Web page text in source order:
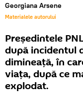
Georgiana Arsene
Materialele autorului
Președintele
după incidentul
dimineață, în
viața, după ce
explodat.